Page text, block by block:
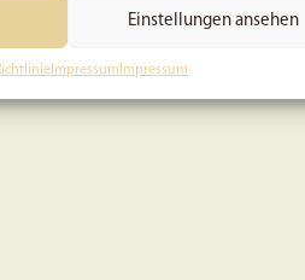
Einstellungen ansehen
Impressum Impressum